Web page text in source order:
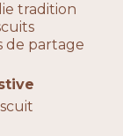
tradition
de partage